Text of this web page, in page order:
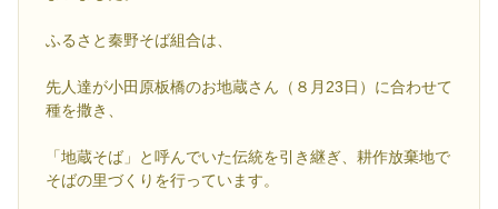
ふるさと秦野そば組合は、
先人達が小田原板橋のお地蔵さん（８月23日）に合わせて
種を撒き、
「地蔵そば」と呼んでいた伝統を引き継ぎ、耕作放棄地で
そばの里づくりを行っています。